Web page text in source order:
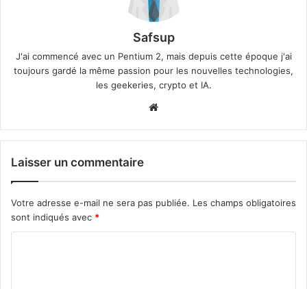
Safsup
J'ai commencé avec un Pentium 2, mais depuis cette époque j'ai
toujours gardé la même passion pour les nouvelles technologies,
les geekeries, crypto et IA.
Website
Laisser un commentaire
Votre adresse e-mail ne sera pas publiée. Les champs obligatoires
sont indiqués avec *